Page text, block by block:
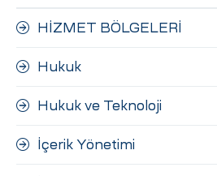
HİZMET BÖLGELERİ
Hukuk
Hukuk ve Teknoloji
İçerik Yönetimi